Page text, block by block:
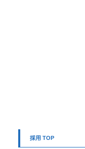
採用 TOP